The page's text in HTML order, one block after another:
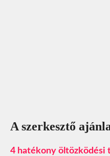
A szerkesztő
4 hatékony öltözködési